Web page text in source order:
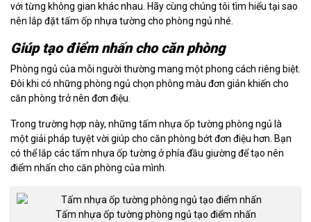
với từng không gian khác nhau. Hãy cùng chúng tôi tìm hiểu tại sao
nên lắp đặt tấm ốp nhựa tường cho phòng ngủ nhé.
Giúp tạo điểm nhấn cho căn phòng
Phòng ngủ của mỗi người thường mang một phong cách riêng biệt.
Đôi khi có những phòng ngủ chọn phông màu đơn giản khiến cho
căn phòng trở nên đơn điệu.
Trong trường hợp này, những tấm nhựa ốp tường phòng ngủ là
một giải pháp tuyệt vời giúp cho căn phòng bớt đơn điệu hơn. Bạn
có thể lắp các tấm nhựa ốp tường ở phía đầu giường để tạo nên
điểm nhấn cho căn phòng của mình.
Tấm nhựa ốp tường phòng ngủ tạo điểm nhấn